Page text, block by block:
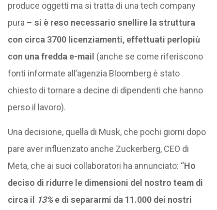
produce oggetti ma si tratta di una tech company
pura – si è reso necessario snellire la struttura
con circa 3700 licenziamenti, effettuati perlopiù
con una fredda e-mail (anche se come riferiscono
fonti informate all’agenzia Bloomberg è stato
chiesto di tornare a decine di dipendenti che hanno
perso il lavoro).
Una decisione, quella di Musk, che pochi giorni dopo
pare aver influenzato anche Zuckerberg, CEO di
Meta, che ai suoi collaboratori ha annunciato: “Ho
deciso di ridurre le dimensioni del nostro team di
circa il
13%e di separarmi da 11.000 dei nostri